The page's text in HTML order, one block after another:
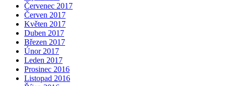
Červenec 2017
Červen 2017
Květen 2017
Duben 2017
Březen 2017
Únor 2017
Leden 2017
Prosinec 2016
Listopad 2016